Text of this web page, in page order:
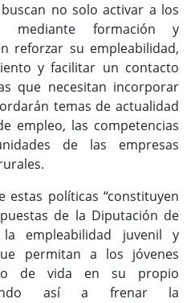
buscan no solo activar a los
mediante formación y
reforzar su empleabilidad,
y facilitar un contacto
que necesitan incorporar
temas de actualidad
empleo, las competencias
de las empresas
estas políticas “constituyen
de la Diputación de
empleabilidad juvenil y
permitan a los jóvenes
de vida en su propio
así a frenar la